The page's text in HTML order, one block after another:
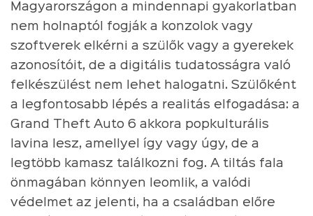
Magyarországon a mindennapi gyakorlatban
nem holnaptól fogják a konzolok vagy
szoftverek elkérni a szülők vagy a gyerekek
azonosítóit, de a digitális tudatosságra való
felkészülést nem lehet halogatni. Szülőként
a legfontosabb lépés a realitás elfogadása: a
Grand Theft Auto 6 akkora popkulturális
lavina lesz, amellyel így vagy úgy, de a
legtöbb kamasz találkozni fog. A tiltás fala
önmagában könnyen leomlik, a valódi
védelmet az jelenti, ha a családban előre